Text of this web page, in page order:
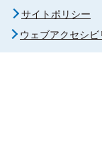
サイトポリシー
ウェブアクセシ